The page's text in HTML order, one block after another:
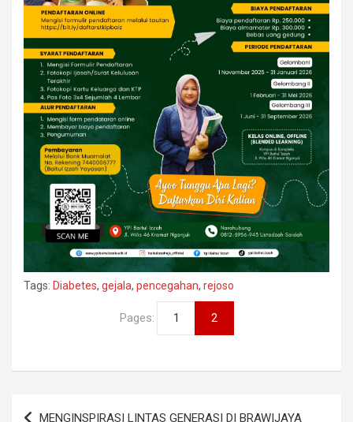
Tags: Diabetes, gejala, pencegahan, rejoso
Pages: 1 2
Navigasi
MENGINSPIRASI LINTAS GENERASI DI BRAWIJAYA